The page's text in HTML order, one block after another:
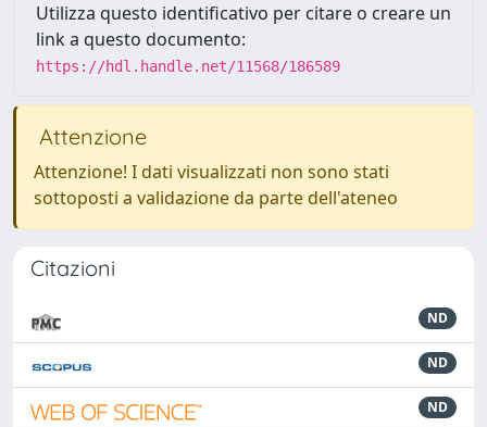
Utilizza questo identificativo per citare o creare un
link a questo documento:
https://hdl.handle.net/11568/186589
Attenzione
Attenzione! I dati visualizzati non sono stati
sottoposti a validazione da parte dell'ateneo
Citazioni
ND
ND
ND